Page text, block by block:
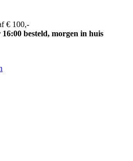
€ 100,-
16:00 besteld, morgen in huis